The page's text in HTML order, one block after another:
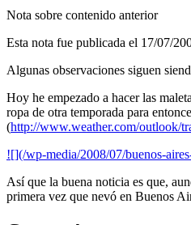
Nota sobre contenido anterior
Esta nota fue publicada el 17/07/
Algunas observaciones siguen
Hoy he empezado a hacer las
ropa de otra temporada para
(http://www.weather.com/outlook/
![](/wp-media/2008/07/buenos-
Así que la buena noticia es que,
primera vez que nevó en Buenos